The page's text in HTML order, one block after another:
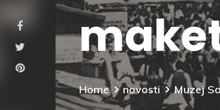
Home novosti Muzej